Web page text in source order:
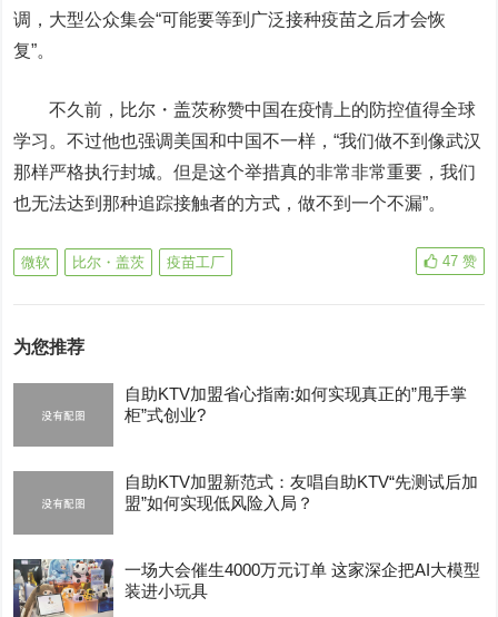
调，大型公众集会“可能要等到广泛接种疫苗之后才会恢
复”。
不久前，比尔・盖茨称赞中国在疫情上的防控值得全球
学习。不过他也强调美国和中国不一样，“我们做不到像武汉
那样严格执行封城。但是这个举措真的非常非常重要，我们
也无法达到那种追踪接触者的方式，做不到一个不漏”。
微软 比尔・盖茨 疫苗工厂 47 赞
为您推荐
自助KTV加盟省心指南:如何实现真正的”甩手掌
柜”式创业?
自助KTV加盟新范式：友唱自助KTV“先测试后加
盟”如何实现低风险入局？
一场大会催生4000万元订单 这家深企把AI大模型
装进小玩具